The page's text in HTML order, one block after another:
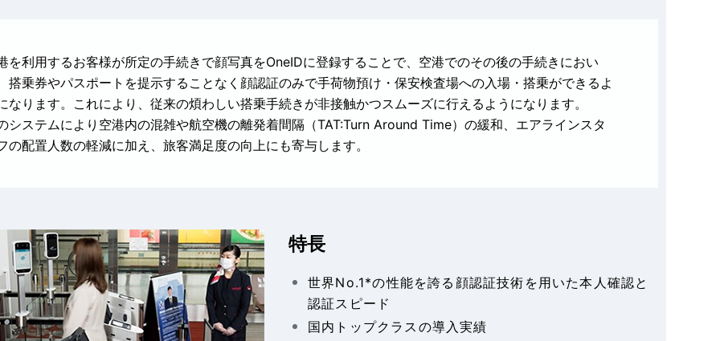
を利用するお客様が所定の手続きで顔写真をOneIDに登録することで、空港でのその後の手続きにおい
搭乗券やパスポートを提示することなく顔認証のみで手荷物預け・保安検査場への入場・搭乗ができるよ
なります。これにより、従来の煩わしい搭乗手続きが非接触かつスムーズに行えるようになります。
システムにより空港内の混雑や航空機の離発着間隔（TAT:Turn Around Time）の緩和、エアラインスタ
の配置人数の軽減に加え、旅客満足度の向上にも寄与します。
特長
世界No.1*の性能を誇る顔認証技術を用いた本人確認と
認証スピード
国内トップクラスの導入実績